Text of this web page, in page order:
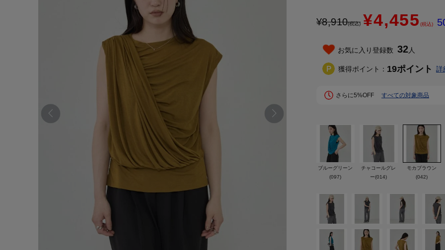
¥8,910(税込) ¥4,455 (税込)
お気に入り登録数 32人
獲得ポイント： 19ポイント 詳
さらに5%OFF すべての対象商品
ブルーグリーン
(097)
チャコールグレ
ー(014)
モカブラウン
(042)